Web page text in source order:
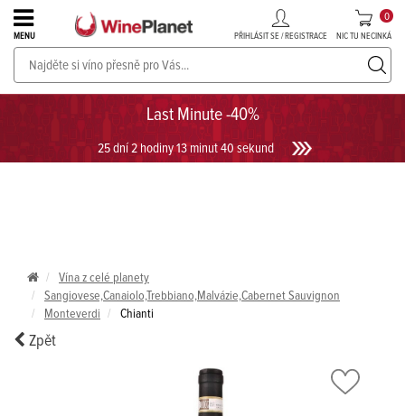
Last Minute -40%
25 dní 2 hodiny 13 minut 40 sekund
MENU PŘIHLÁSIT SE / REGISTRACE NIC TU NECINKÁ
0
PROSECCO v akci až do -30%!UKÁZAT PROSECCO
Vína z celé planety
Sangiovese,Canaiolo,Trebbiano,Malvázie,Cabernet Sauvignon
Monteverdi
Chianti
Zpět